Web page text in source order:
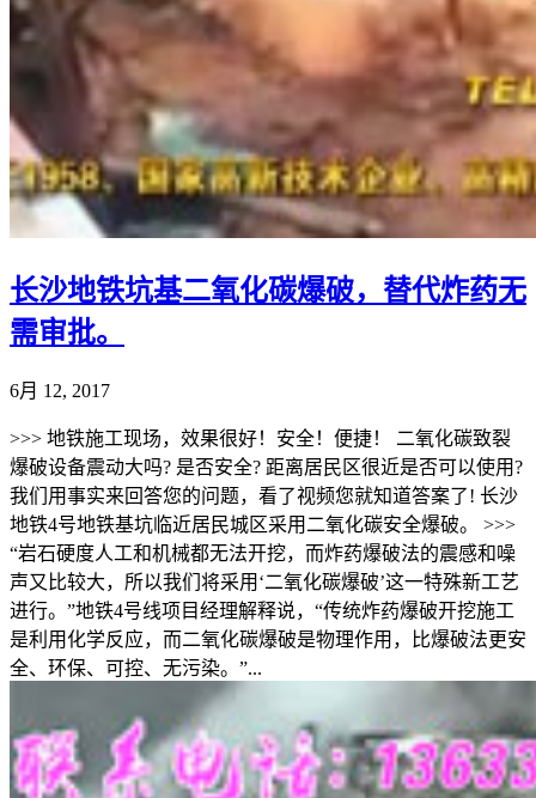
长沙地铁坑基二氧化碳爆破，替代炸药无
需审批。
6月 12, 2017
>>> 地铁施工现场，效果很好！安全！便捷！ 二氧化碳致裂
爆破设备震动大吗? 是否安全? 距离居民区很近是否可以使用?
我们用事实来回答您的问题，看了视频您就知道答案了! 长沙
地铁4号地铁基坑临近居民城区采用二氧化碳安全爆破。 >>>
“岩石硬度人工和机械都无法开挖，而炸药爆破法的震感和噪
声又比较大，所以我们将采用‘二氧化碳爆破’这一特殊新工艺
进行。”地铁4号线项目经理解释说，“传统炸药爆破开挖施工
是利用化学反应，而二氧化碳爆破是物理作用，比爆破法更安
全、环保、可控、无污染。”...